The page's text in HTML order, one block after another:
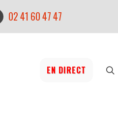
02 41 60 47 47
EN DIRECT